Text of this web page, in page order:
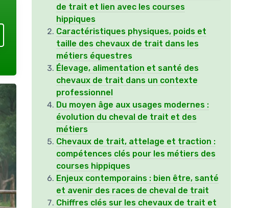
de trait et lien avec les courses
hippiques
Caractéristiques physiques, poids et
taille des chevaux de trait dans les
métiers équestres
Élevage, alimentation et santé des
chevaux de trait dans un contexte
professionnel
Du moyen âge aux usages modernes :
évolution du cheval de trait et des
métiers
Chevaux de trait, attelage et traction :
compétences clés pour les métiers des
courses hippiques
Enjeux contemporains : bien être, santé
et avenir des races de cheval de trait
Chiffres clés sur les chevaux de trait et